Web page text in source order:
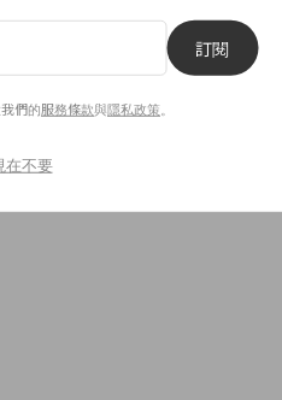
Veneta 聯名百年書店
！
訂閱
們的服務條款與隱私政策
在不要